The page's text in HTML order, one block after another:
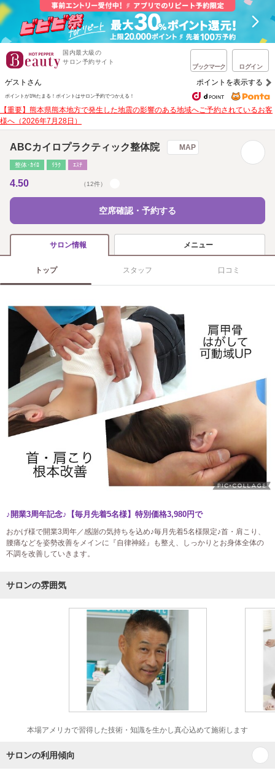
国内最大級の
サロン予約サイト
ブックマーク ログイン
ゲストさん ポイントを表示する
ポイントが1%たまる！ ポイントはサロン予約でつかえる！
【重要】熊本県熊本地方で発生した地震の影響のある地域へご予約されているお客
様へ（2026年7月28日）
ABCカイロプラクティック整体院 MAP
整体･ｶｲﾛ ﾘﾗｸ ｴｽﾃ
4.50 （12件）
空席確認・予約する
サロン情報 メニュー
トップ スタッフ 口コミ
♪開業3周年記念♪【毎月先着5名様】特別価格3,980円で
おかげ様で開業3周年／感謝の気持ちを込め♪毎月先着5名様限定♪首・肩こり、
腰痛などを姿勢改善をメインに『自律神経』も整え、しっかりとお身体全体の
不調を改善していきます。
サロンの雰囲気
本場アメリカで習得した技術・知識を生かし真心込めて施術します
サロンの利用傾向